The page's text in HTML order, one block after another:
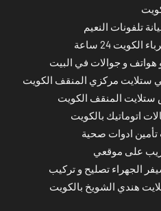
تلفونات النعيم
24 ساعة
و جوالات في البيت
ستلايت مركزي المنقف الكويت
المنقف الكويت
اتوماتيك بالكويت
ادوات صحية
على موقعي
الجهراء تصليح و تركيب
هندي الشويخ بالكويت